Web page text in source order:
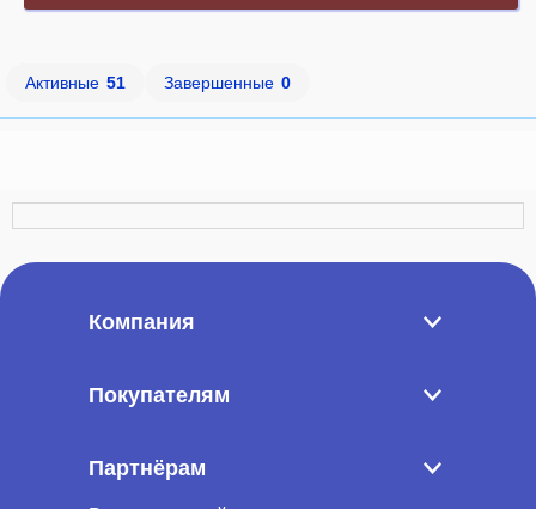
Активные 51 Завершенные 0
Компания
Покупателям
Партнёрам